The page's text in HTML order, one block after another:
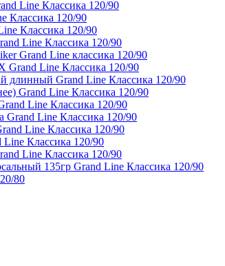
Line Классика 120/90
Классика 120/90
Классика 120/90
Line Классика 120/90
Grand Line классика 120/90
Line Классика 120/90
длинный Grand Line Классика 120/90
Grand Line Классика 120/90
Line Классика 120/90
Grand Line Классика 120/90
Line Классика 120/90
Классика 120/90
Line Классика 120/90
135гр Grand Line Классика 120/90
80